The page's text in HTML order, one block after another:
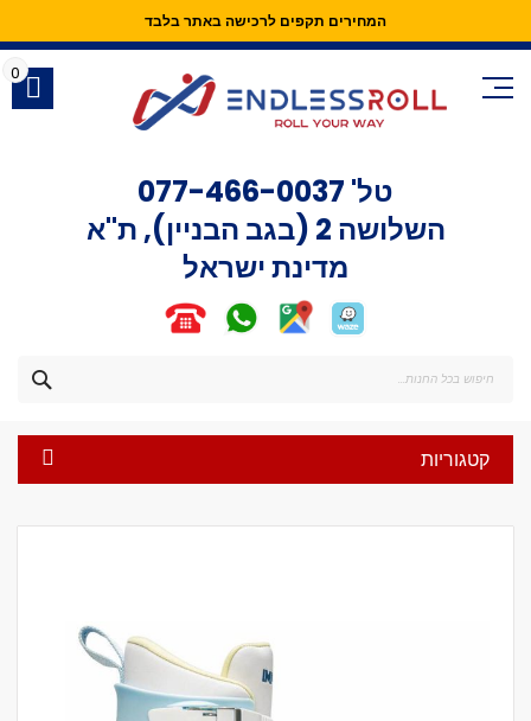
המחירים תקפים לרכישה באתר בלבד
Skip
Content
טל' 077-466-0037
השלושה 2 (בגב הבניין), ת"א
מדינת ישראל
0
קטגוריות